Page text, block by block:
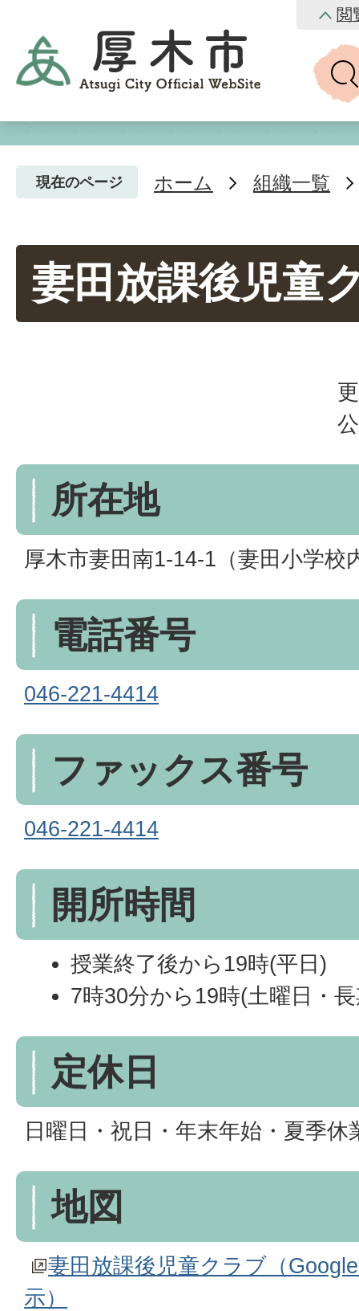
閲
現在のページ ホーム 組織一覧
妻田放課後児童
所在地
厚木市妻田南1-14-1（妻田小学校
電話番号
046-221-4414
ファックス番号
046-221-4414
開所時間
授業終了後から19時(平日)
7時30分から19時(土曜日・
定休日
日曜日・祝日・年末年始・夏季休
地図
妻田放課後児童クラブ（
示）